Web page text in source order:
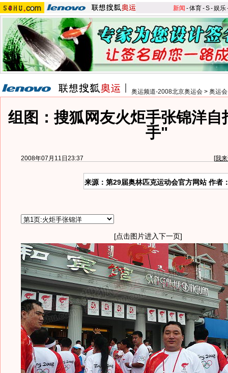
新闻 -体育-S-娱乐
奥运频道-2008北京奥运会 > 奥运
组图：搜狐网友火炬手张锦洋自
手"
2008年07月11日23:37 [我
来源：第29届奥林匹克运动会官方网站 作者
[点击图片进入下一页]